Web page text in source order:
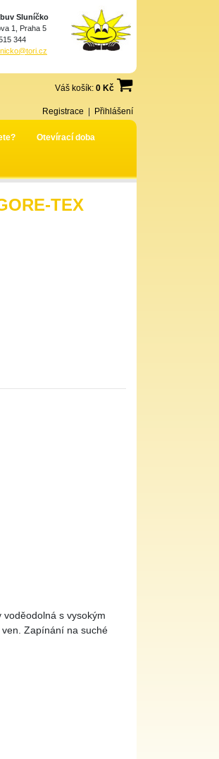
Sluníčko
1, Praha 5
344
Váš košík: 0 Kč
Registrace Přihlášení
Otevírací doba
TEX
s vysokým
Zapínání na suché